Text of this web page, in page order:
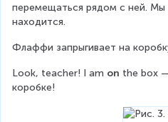
перемещаться рядом с ней. Мы
находится.
Флаффи запрыгивает на
Look, teacher! I am on the box
коробке!